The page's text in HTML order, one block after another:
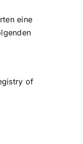
eine
of